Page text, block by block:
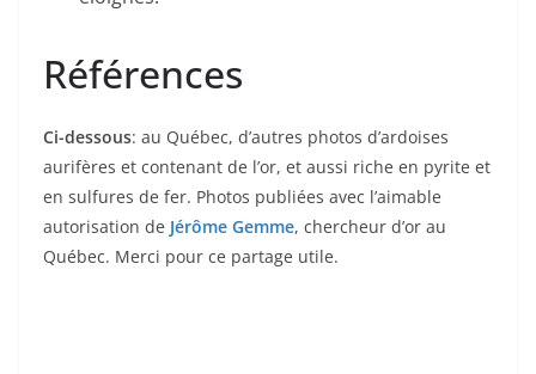
Références
Ci-dessous: au Québec, d’autres photos d’ardoises
aurifères et contenant de l’or, et aussi riche en pyrite et
en sulfures de fer. Photos publiées avec l’aimable
autorisation de Jérôme Gemme, chercheur d’or au
Québec. Merci pour ce partage utile.